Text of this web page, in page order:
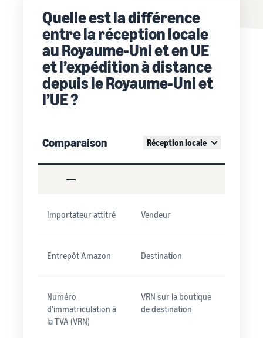
Quelle est la différence
entre la réception locale
au Royaume-Uni et en UE
et l’expédition à distance
depuis le Royaume-Uni et
l’UE ?
Comparaison Réception locale
Importateur attitré Vendeur
Entrepôt Amazon Destination
Numéro
d’immatriculation à
la TVA (VRN)
VRN sur la boutique
de destination